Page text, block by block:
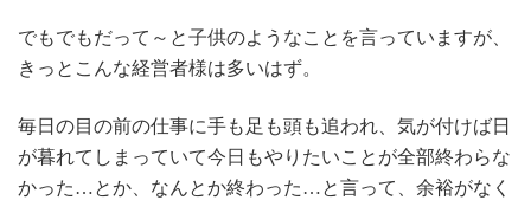
でもでもだって～と子供のようなことを言っていますが、
きっとこんな経営者様は多いはず。
毎日の目の前の仕事に手も足も頭も追われ、気が付けば日
が暮れてしまっていて今日もやりたいことが全部終わらな
かった…とか、なんとか終わった…と言って、余裕がなく